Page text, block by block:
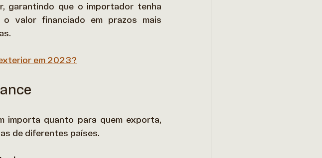
garantindo que o importador tenha
valor financiado em prazos mais
em 2023?
importa quanto para quem exporta,
de diferentes países.